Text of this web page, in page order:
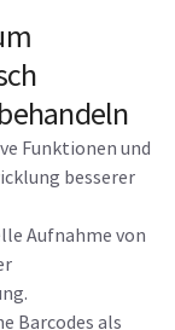
Funktionen und
besserer
Aufnahme von
Barcodes als